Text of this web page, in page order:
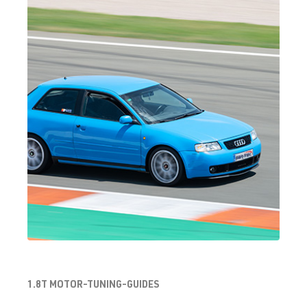
1.8T MOTOR-TUNING-GUIDES